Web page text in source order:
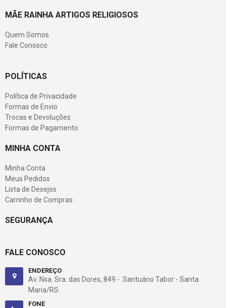
MÃE RAINHA ARTIGOS RELIGIOSOS
Quem Somos
Fale Conosco
POLÍTICAS
Política de Privacidade
Formas de Envio
Trocas e Devoluções
Formas de Pagamento
MINHA CONTA
Minha Conta
Meus Pedidos
Lista de Desejos
Carrinho de Compras
SEGURANÇA
FALE CONOSCO
ENDEREÇO
Av. Nsa. Sra. das Dores, 849 - Santuário Tabor - Santa
Maria/RS
FONE